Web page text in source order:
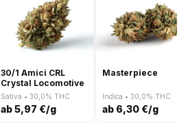
30/1 Amici CRL
Crystal Locomotive
Sativa • 30,0% THC
ab 5,97 €/g
Masterpiece
Indica • 30,0% THC
ab 6,30 €/g